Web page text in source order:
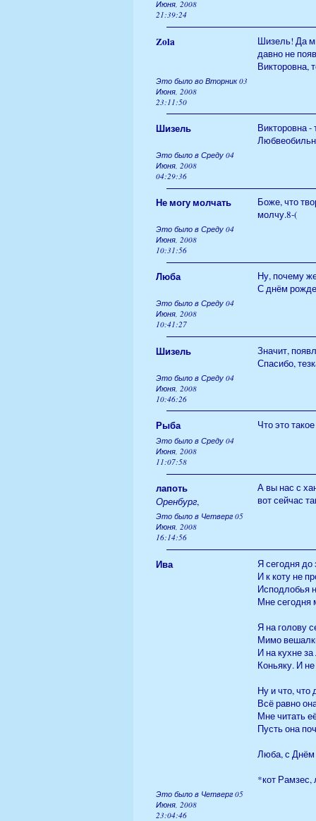
Июня, 2008
21:39:24
Zola
Шизель! Да
давно не
Викторовна,
Это было во Вторник 03
Июня, 2008
23:11:50
Шизель
Викторовна
Это было в Среду 04
Июня, 2008
04:29:36
Не могу молчать
Боже, что
молчу.8-(
Это было в Среду 04
Июня, 2008
10:31:56
Люба
Ну, почему
С днём
Это было в Среду 04
Июня, 2008
10:41:27
Шизель
Значит,
Спасибо,
Это было в Среду 04
Июня, 2008
10:46:26
Рыба Что это
Это было в Среду 04
Июня, 2008
11:07:58
лапоть
Оренбург,
А вы нас с
вот сейчас
Это было в Четверг 05
Июня, 2008
16:14:56
Ива
Я сегодня до
И к коту не
Исподлобья
Мне сегодня
Я на голову
Мимо
И на кухне
Коньяку. И
Ну и что,
Всё равно
Мне читать
Пусть она
Люба, с
*кот Рамзес,
Это было в Четверг 05
Июня, 2008
23:04:46